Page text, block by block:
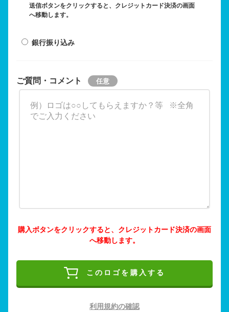
送信ボタンをクリックすると、クレジットカード決済の画面
へ移動します。
銀行振り込み
ご質問・コメント
購入ボタンをクリックすると、クレジットカード決済の画面
へ移動します。
このロゴを購入する
利用規約の確認